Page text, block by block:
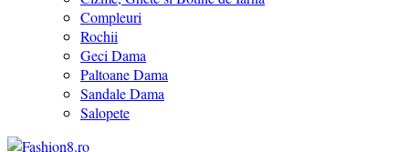
Compleuri
Rochii
Geci Dama
Paltoane Dama
Sandale Dama
Salopete